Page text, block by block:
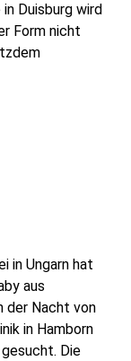
Duisburg wird
Form nicht
in Ungarn hat
aus
der Nacht von
in Hamborn
Die